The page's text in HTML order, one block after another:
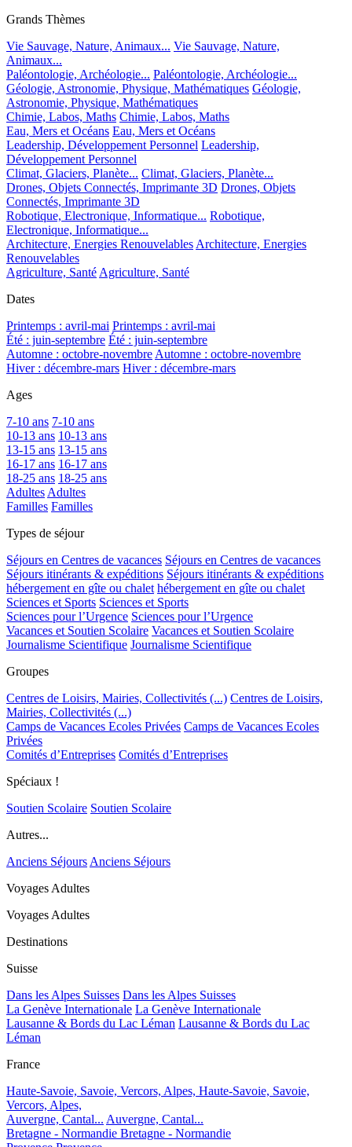
Grands Thèmes
Vie Sauvage, Nature, Animaux... Vie Sauvage, Nature,
Animaux...
Paléontologie, Archéologie... Paléontologie, Archéologie...
Géologie, Astronomie, Physique, Mathématiques Géologie,
Astronomie, Physique, Mathématiques
Chimie, Labos, Maths Chimie, Labos, Maths
Eau, Mers et Océans Eau, Mers et Océans
Leadership, Développement Personnel Leadership,
Développement Personnel
Climat, Glaciers, Planète... Climat, Glaciers, Planète...
Drones, Objets Connectés, Imprimante 3D Drones, Objets
Connectés, Imprimante 3D
Robotique, Electronique, Informatique... Robotique,
Electronique, Informatique...
Architecture, Energies Renouvelables Architecture, Energies
Renouvelables
Agriculture, Santé Agriculture, Santé
Dates
Printemps : avril-mai Printemps : avril-mai
Été : juin-septembre Été : juin-septembre
Automne : octobre-novembre Automne : octobre-novembre
Hiver : décembre-mars Hiver : décembre-mars
Ages
7-10 ans 7-10 ans
10-13 ans 10-13 ans
13-15 ans 13-15 ans
16-17 ans 16-17 ans
18-25 ans 18-25 ans
Adultes Adultes
Familles Familles
Types de séjour
Séjours en Centres de vacances Séjours en Centres de vacances
Séjours itinérants & expéditions Séjours itinérants & expéditions
hébergement en gîte ou chalet hébergement en gîte ou chalet
Sciences et Sports Sciences et Sports
Sciences pour l’Urgence Sciences pour l’Urgence
Vacances et Soutien Scolaire Vacances et Soutien Scolaire
Journalisme Scientifique Journalisme Scientifique
Groupes
Centres de Loisirs, Mairies, Collectivités (...) Centres de Loisirs,
Mairies, Collectivités (...)
Camps de Vacances Ecoles Privées Camps de Vacances Ecoles
Privées
Comités d’Entreprises Comités d’Entreprises
Spéciaux !
Soutien Scolaire Soutien Scolaire
Autres...
Anciens Séjours Anciens Séjours
Voyages Adultes
Voyages Adultes
Destinations
Suisse
Dans les Alpes Suisses Dans les Alpes Suisses
La Genève Internationale La Genève Internationale
Lausanne & Bords du Lac Léman Lausanne & Bords du Lac
Léman
France
Haute-Savoie, Savoie, Vercors, Alpes, Haute-Savoie, Savoie,
Vercors, Alpes,
Auvergne, Cantal... Auvergne, Cantal...
Bretagne - Normandie Bretagne - Normandie